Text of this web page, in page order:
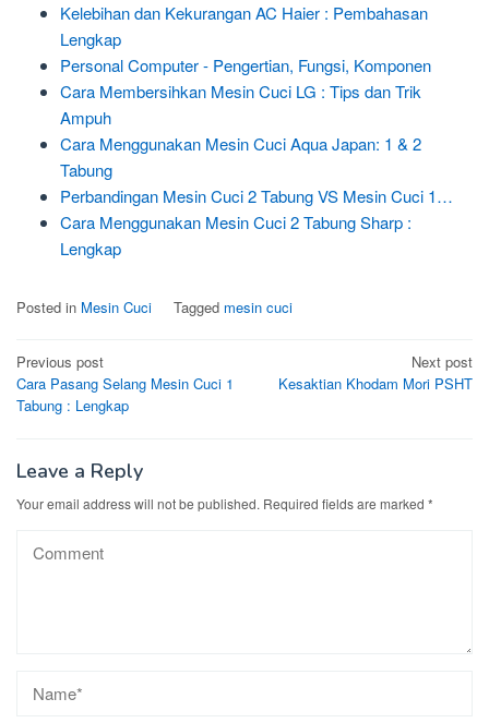
Kelebihan dan Kekurangan AC Haier : Pembahasan
Lengkap
Personal Computer - Pengertian, Fungsi, Komponen
Cara Membersihkan Mesin Cuci LG : Tips dan Trik
Ampuh
Cara Menggunakan Mesin Cuci Aqua Japan: 1 & 2
Tabung
Perbandingan Mesin Cuci 2 Tabung VS Mesin Cuci 1…
Cara Menggunakan Mesin Cuci 2 Tabung Sharp :
Lengkap
Posted in Mesin Cuci Tagged mesin cuci
Post
navigation
Previous post
Cara Pasang Selang Mesin Cuci 1
Tabung : Lengkap
Next post
Kesaktian Khodam Mori PSHT
Leave a Reply
Your email address will not be published. Required fields are marked *